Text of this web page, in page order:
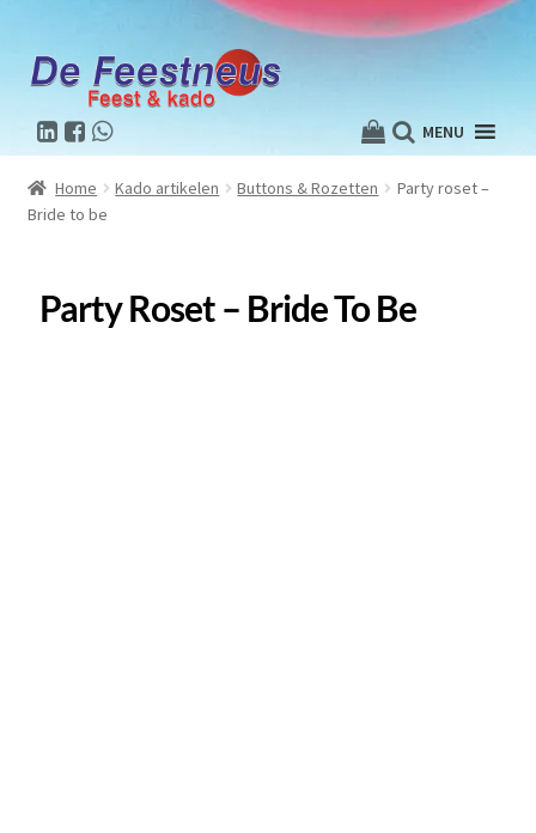
MENU
Home Kado artikelen Buttons & Rozetten
Party roset –
Bride to be
Party Roset – Bride To Be